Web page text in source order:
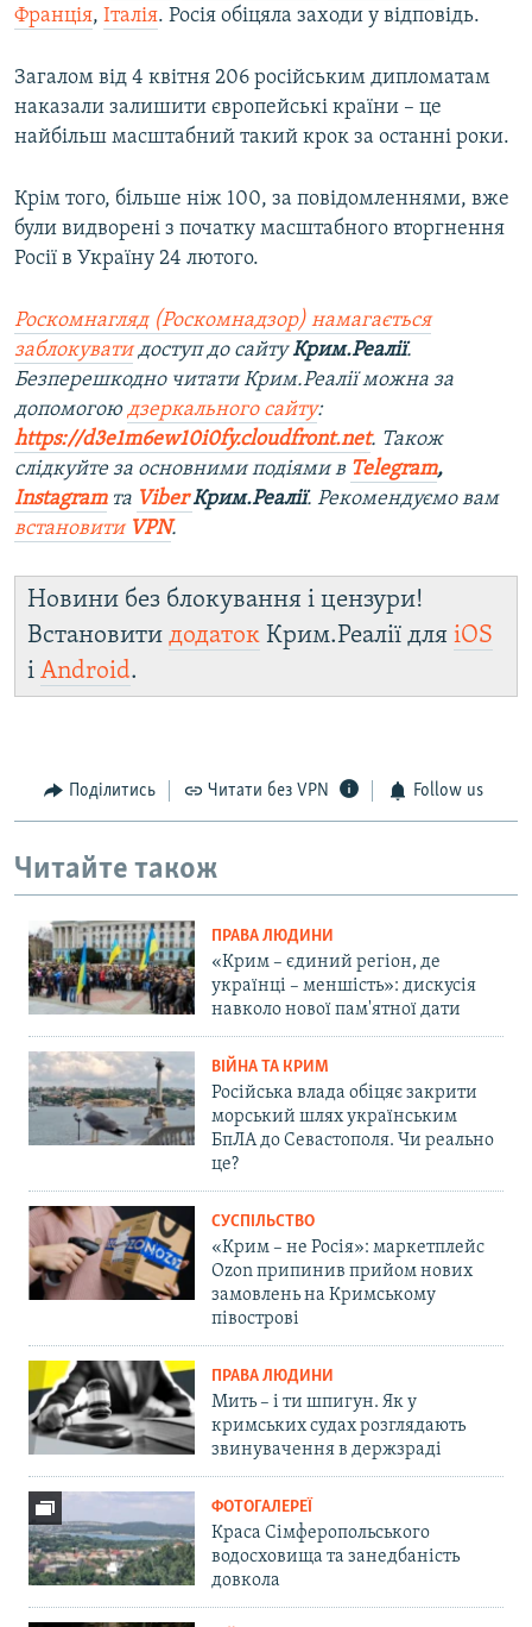
Франція, Італія. Росія обіцяла заходи у відповідь.
Загалом від 4 квітня 206 російським дипломатам
наказали залишити європейські країни – це
найбільш масштабний такий крок за останні роки.
Крім того, більше ніж 100, за повідомленнями, вже
були видворені з початку масштабного вторгнення
Росії в Україну 24 лютого.
Роскомнагляд (Роскомнадзор) намагається
заблокуватидоступ до сайтуКрим.Реалії.
Безперешкодно читати Крим.Реалії можна за
допомогою дзеркального сайту:
https://d3e1m6ew10i0fy.cloudfront.net. Також
слідкуйте за основними подіями в Telegram,
Instagramта ViberКрим.Реалії. Рекомендуємо вам
встановити VPN.
Новини без блокування і цензури!
Встановити додаток Крим.Реалії для iOS
і Android.
Поділитись Читати без VPN Follow us
Читайте також
ПРАВА ЛЮДИНИ
«Крим – єдиний регіон, де
українці – меншість»: дискусія
навколо нової пам'ятної дати
ВІЙНА ТА КРИМ
Російська влада обіцяє закрити
морський шлях українським
БпЛА до Севастополя. Чи реально
це?
СУСПІЛЬСТВО
«Крим – не Росія»: маркетплейс
Ozon припинив прийом нових
замовлень на Кримському
півострові
ПРАВА ЛЮДИНИ
Мить – і ти шпигун. Як у
кримських судах розглядають
звинувачення в держзраді
ФОТОГАЛЕРЕЇ
Краса Сімферопольського
водосховища та занедбаність
довкола